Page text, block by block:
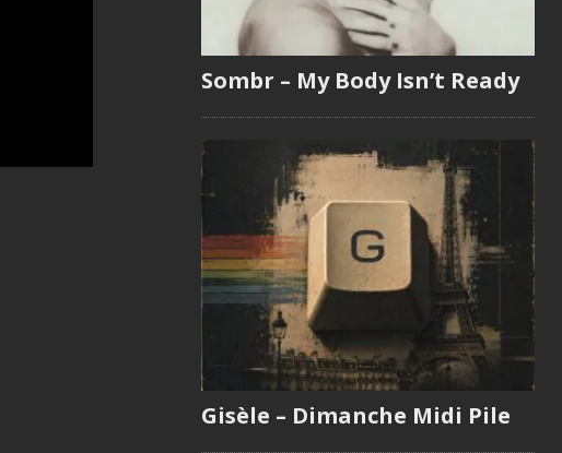
Sombr – My Body Isn’t Ready
Gisèle – Dimanche Midi Pile